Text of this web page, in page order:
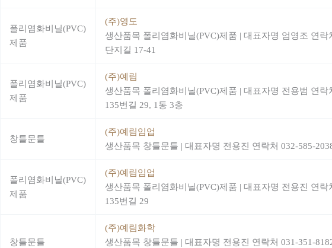
폴리염화비닐(PVC)
제품
(주)영도
생산품목 폴리염화비닐(PVC)제품 | 대표자명 엄영조 연락
단지길 17-41
폴리염화비닐(PVC)
제품
(주)예림
생산품목 폴리염화비닐(PVC)제품 | 대표자명 전용범 연락
135번길 29, 1동 3층
창틀문틀
(주)예림임업
생산품목 창틀문틀 | 대표자명 전용진 연락처 032-585-
폴리염화비닐(PVC)
제품
(주)예림임업
생산품목 폴리염화비닐(PVC)제품 | 대표자명 전용진 연락
135번길 29
창틀문틀
(주)예림화학
생산품목 창틀문틀 | 대표자명 전용진 연락처 031-351-